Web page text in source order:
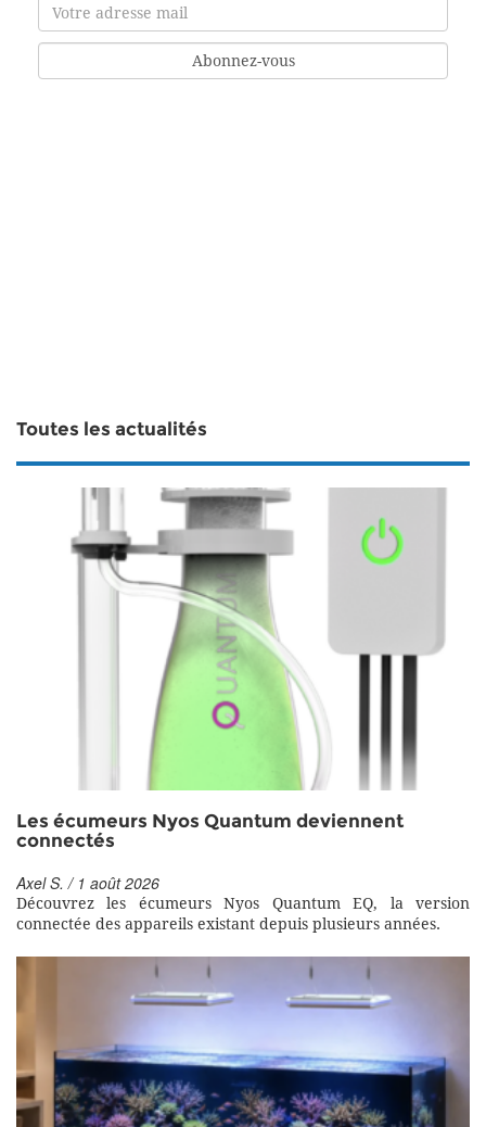
Toutes les actualités
Les écumeurs Nyos Quantum deviennent
connectés
Axel S. / 1 août 2026
Découvrez les écumeurs Nyos Quantum EQ, la version
connectée des appareils existant depuis plusieurs années.